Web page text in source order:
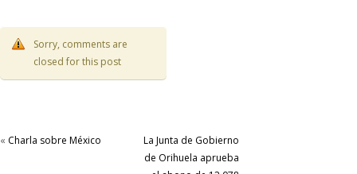
Sorry, comments are
closed for this post
« Charla sobre México
La Junta de Gobierno
de Orihuela aprueba